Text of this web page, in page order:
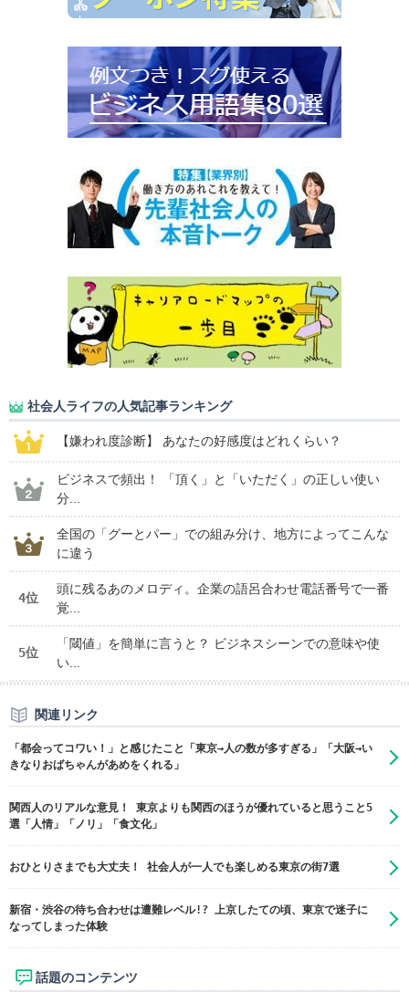
社会人ライフの人気記事ランキング
【嫌われ度診断】 あなたの好感度はどれくらい？
ビジネスで頻出！ 「頂く」と「いただく」の正しい使い
分...
全国の「グーとパー」での組み分け、地方によってこんな
に違う
4位
頭に残るあのメロディ。企業の語呂合わせ電話番号で一番
覚...
5位
「閾値」を簡単に言うと？ ビジネスシーンでの意味や使
い...
関連リンク
「都会ってコワい！」と感じたこと「東京→人の数が多すぎる」「大阪→い
きなりおばちゃんがあめをくれる」
関西人のリアルな意見！ 東京よりも関西のほうが優れていると思うこと5
選「人情」「ノリ」「食文化」
おひとりさまでも大丈夫！ 社会人が一人でも楽しめる東京の街7選
新宿・渋谷の待ち合わせは遭難レベル!? 上京したての頃、東京で迷子に
なってしまった体験
話題のコンテンツ